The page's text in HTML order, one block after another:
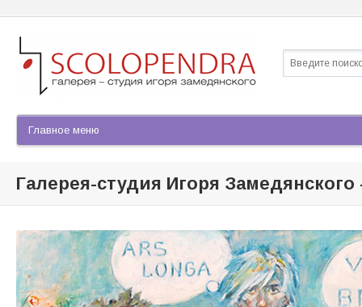
Форма
Найти
Галерея-студия Игоря